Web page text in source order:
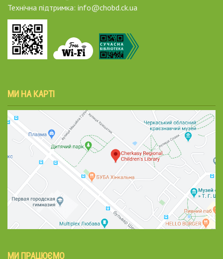
Технічна підтримка: info@chobd.ck.ua
МИ НА КАРТІ
МИ ПРАЦЮЄМО